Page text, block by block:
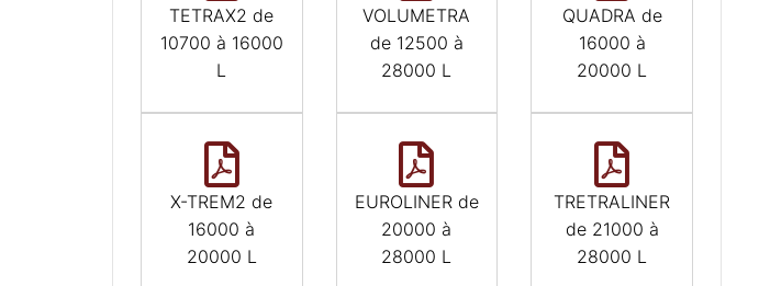
TETRAX2 de
10700 à 16000
L
VOLUMETRA
de 12500 à
28000 L
QUADRA de
16000 à
20000 L
X-TREM2 de
16000 à
20000 L
EUROLINER de
20000 à
28000 L
TRETRALINER
de 21000 à
28000 L